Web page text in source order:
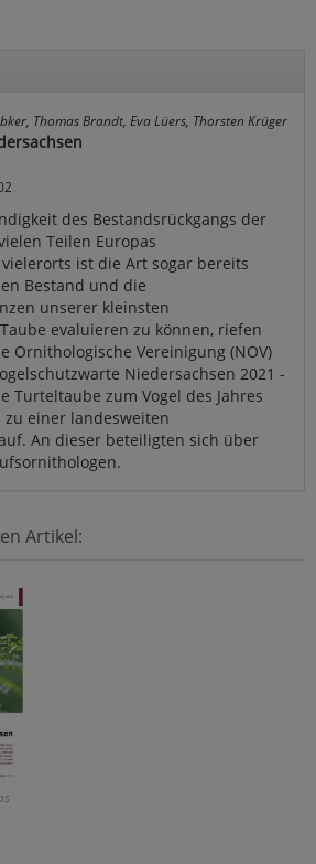
Thomas Brandt, Eva Lüers, Thorsten Krüger
des Bestandsrückgangs der
Teilen Europas
ist die Art sogar bereits
Bestand und die
unserer kleinsten
evaluieren zu können, riefen
Ornithologische Vereinigung (NOV)
Niedersachsen 2021 -
Turteltaube zum Vogel des Jahres
einer landesweiten
An dieser beteiligten sich über
Artikel: